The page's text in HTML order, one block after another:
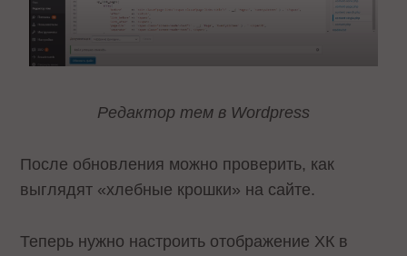
Редактор тем в Wordpress
После обновления можно проверить, как
выглядят «хлебные крошки» на сайте.
Теперь нужно настроить отображение ХК в